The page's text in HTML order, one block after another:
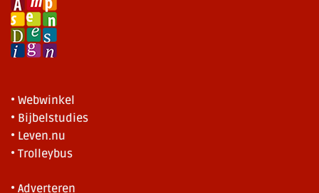
• Webwinkel
• Bijbelstudies
• Leven.nu
• Trolleybus
• Adverteren